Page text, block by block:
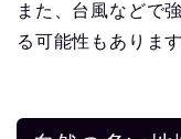
また、台風などで
る可能性もあります